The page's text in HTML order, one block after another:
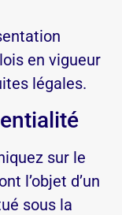
en vigueur
légales.
sur le
l’objet d’un
sous la